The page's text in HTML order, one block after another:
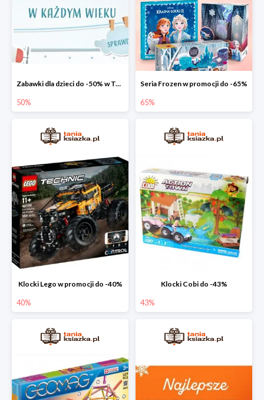
Zabawki dla dzieci do -50% w Taniej Książce
50%
Seria Frozen w promocji do -65%
65%
Klocki Lego w promocji do -40%
40%
Klocki Cobi do -43%
43%